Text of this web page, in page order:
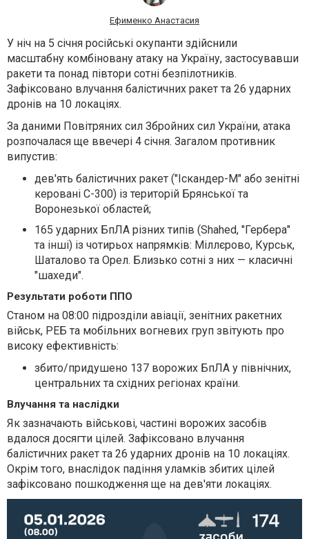
Ефименко Анастасия
У ніч на 5 січня російські окупанти здійснили
масштабну комбіновану атаку на Україну, застосувавши
ракети та понад півтори сотні безпілотників.
Зафіксовано влучання балістичних ракет та 26 ударних
дронів на 10 локаціях.
За даними Повітряних сил Збройних сил України, атака
розпочалася ще ввечері 4 січня. Загалом противник
випустив:
дев'ять балістичних ракет ("Іскандер-М" або зенітні
керовані С-300) із територій Брянської та
Воронезької областей;
165 ударних БпЛА різних типів (Shahed, "Гербера"
та інші) із чотирьох напрямків: Міллєрово, Курськ,
Шаталово та Орел. Близько сотні з них — класичні
"шахеди".
Результати роботи ППО
Станом на 08:00 підрозділи авіації, зенітних ракетних
військ, РЕБ та мобільних вогневих груп звітують про
високу ефективність:
збито/придушено 137 ворожих БпЛА у північних,
центральних та східних регіонах країни.
Влучання та наслідки
Як зазначають військові, частині ворожих засобів
вдалося досягти цілей. Зафіксовано влучання
балістичних ракет та 26 ударних дронів на 10 локаціях.
Окрім того, внаслідок падіння уламків збитих цілей
зафіксовано пошкодження ще на дев'яти локаціях.